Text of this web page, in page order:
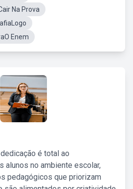
Na Prova
Enem
é total ao
alunos no ambiente escolar,
pedagógicos que priorizam